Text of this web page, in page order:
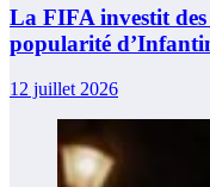
La FIFA investit
popularité
12 juillet 2026